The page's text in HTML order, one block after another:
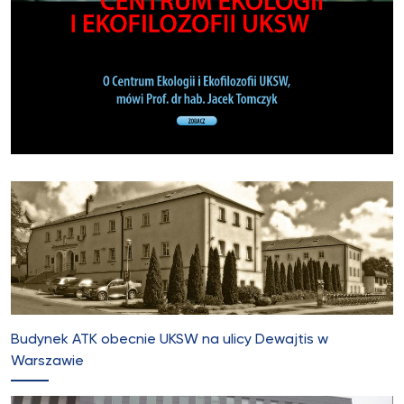
Budynek ATK obecnie UKSW na ulicy Dewajtis w
Warszawie